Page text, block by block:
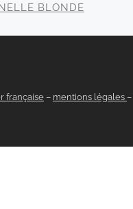
BLONDE
française – mentions légales –